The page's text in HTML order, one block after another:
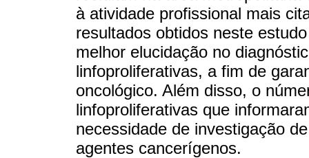
à atividade profissional mais
resultados obtidos neste
melhor elucidação no
linfoproliferativas, a fim de
oncológico. Além disso, o
linfoproliferativas que
necessidade de investigação
agentes cancerígenos.